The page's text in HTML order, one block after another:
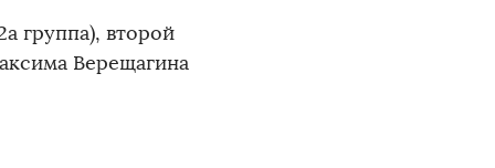
группа), второй
Верещагина